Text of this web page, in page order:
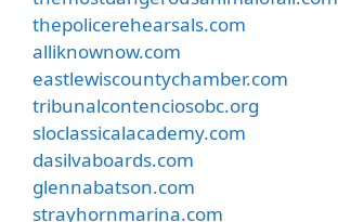
thepolicerehearsals.com
alliknownow.com
eastlewiscountychamber.com
tribunalcontenciosobc.org
sloclassicalacademy.com
dasilvaboards.com
glennabatson.com
strayhornmarina.com